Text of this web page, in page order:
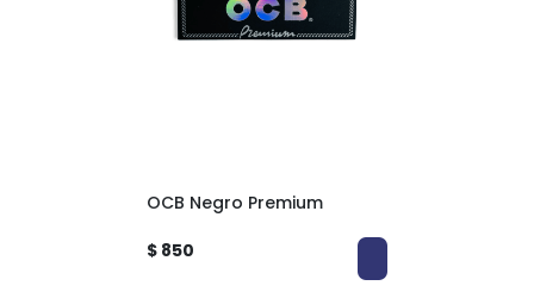
OCB Negro Premium
$ 850